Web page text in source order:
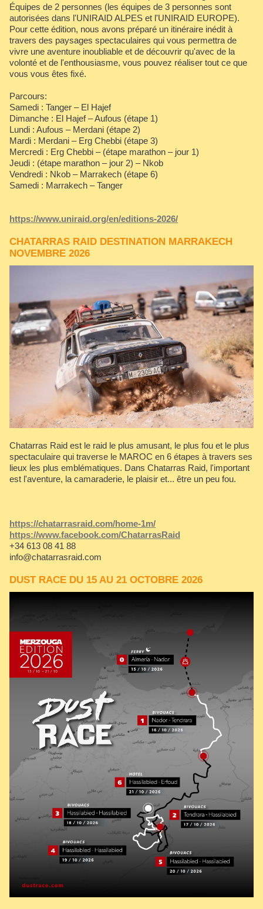
Équipes de 2 personnes (les équipes de 3 personnes sont
autorisées dans l'UNIRAID ALPES et l'UNIRAID EUROPE).
Pour cette édition, nous avons préparé un itinéraire inédit à
travers des paysages spectaculaires qui vous permettra de
vivre une aventure inoubliable et de découvrir qu'avec de la
volonté et de l'enthousiasme, vous pouvez réaliser tout ce que
vous vous êtes fixé.
Parcours:
Samedi : Tanger – El Hajef
Dimanche : El Hajef – Aufous (étape 1)
Lundi : Aufous – Merdani (étape 2)
Mardi : Merdani – Erg Chebbi (étape 3)
Mercredi : Erg Chebbi – (étape marathon – jour 1)
Jeudi : (étape marathon – jour 2) – Nkob
Vendredi : Nkob – Marrakech (étape 6)
Samedi : Marrakech – Tanger
https://www.uniraid.org/en/editions-2026/
CHATARRAS RAID DESTINATION MARRAKECH
NOVEMBRE 2026
Chatarras Raid est le raid le plus amusant, le plus fou et le plus
spectaculaire qui traverse le MAROC en 6 étapes à travers ses
lieux les plus emblématiques. Dans Chatarras Raid, l'important
est l'aventure, la camaraderie, le plaisir et... être un peu fou.
https://chatarrasraid.com/home-1m/
https://www.facebook.com/ChatarrasRaid
+34 613 08 41 88
info@chatarrasraid.com
DUST RACE DU 15 AU 21 OCTOBRE 2026